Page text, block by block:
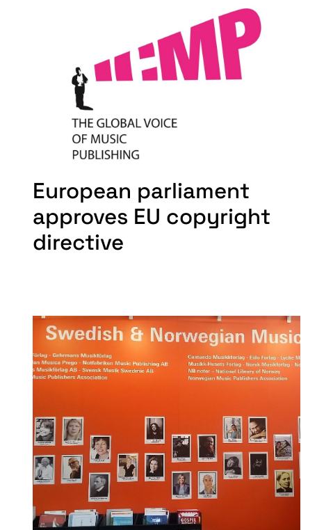
European parliament
approves EU copyright
directive